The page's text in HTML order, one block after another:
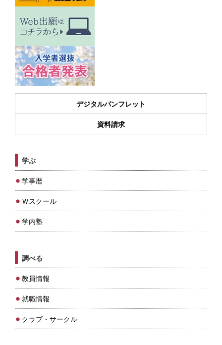
デジタルパンフレット
資料請求
学ぶ
学事暦
Ｗスクール
学内塾
調べる
教員情報
就職情報
クラブ・サークル